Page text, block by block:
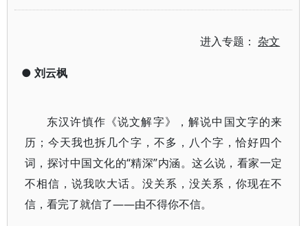
进入专题：杂文
● 刘云枫
东汉许慎作《说文解字》，解说中国文字的来
历；今天我也拆几个字，不多，八个字，恰好四个
词，探讨中国文化的“精深”内涵。这么说，看家一定
不相信，说我吹大话。没关系，没关系，你现在不
信，看完了就信了——由不得你不信。